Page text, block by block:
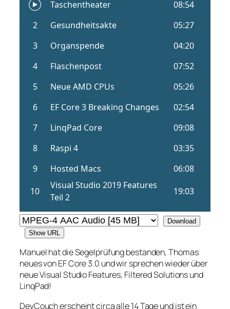
Download
Show URL
Manuel hat die Segelprüfung bestanden, Thomas
neues von EF Core 3.0 und wir sprechen wieder über
neue Visual Studio Features, Filtered Solutions und
LinqPad!
DevCouch erscheint circa alle 14 Tage und ist ein